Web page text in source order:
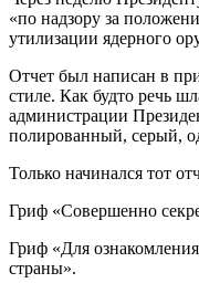
«по надзору за
утилизации ядерного
Отчет был написан в
стиле. Как будто речь
администрации
полированный, серый,
Только начинался тот
Гриф «Совершенно
Гриф «Для
страны».